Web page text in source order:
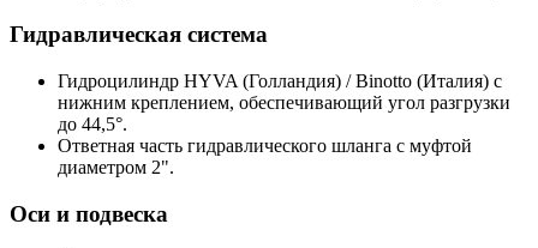
Гидравлическая система
Гидроцилиндр HYVA (Голландия) / Binotto (Италия) с
нижним креплением, обеспечивающий угол разгрузки
до 44,5°.
Ответная часть гидравлического шланга с муфтой
диаметром 2".
Оси и подвеска